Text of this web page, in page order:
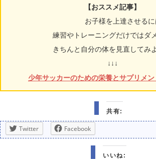
【おススメ記事】
お子様を上達させるに
練習やトレーニングだけではダ
きちんと自分の体を見直してみ
↓↓↓
少年サッカーのための栄養とサプリメ
共有:
Twitter Facebook
いいね: